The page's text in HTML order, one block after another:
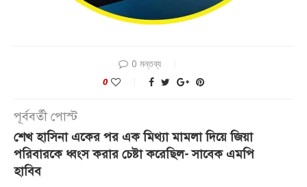
0 মন্তব্য
0
পূর্ববর্তী পোস্ট
শেখ হাসিনা একের পর এক মিথ্যা মামলা দিয়ে জিয়া
পরিবারকে ধ্বংস করার চেষ্টা করেছিল- সাবেক এমপি
হাবিব